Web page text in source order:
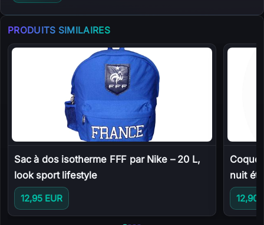
PRODUITS SIMILAIRES
Sac à dos isotherme FFF par Nike – 20 L,
look sport lifestyle
12,95 EUR
Coque
nuit
12,90